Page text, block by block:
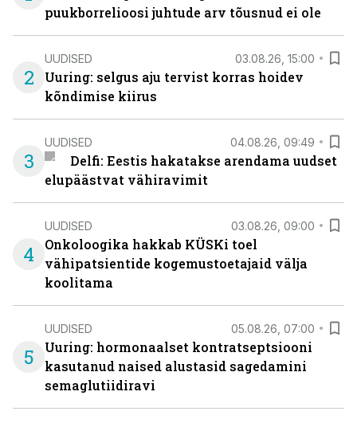
puukborrelioosi juhtude arv tõusnud ei ole
2
UUDISED 03.08.26, 15:00
Uuring: selgus aju tervist korras hoidev
kõndimise kiirus
3
UUDISED 04.08.26, 09:49
Delfi: Eestis hakatakse arendama uudset
elupäästvat vähiravimit
4
UUDISED 03.08.26, 09:00
Onkoloogika hakkab KÜSKi toel
vähipatsientide kogemustoetajaid välja
koolitama
5
UUDISED 05.08.26, 07:00
Uuring: hormonaalset kontratseptsiooni
kasutanud naised alustasid sagedamini
semaglutiidiravi